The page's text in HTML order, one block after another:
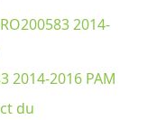
2014-
2014-2016 PAM
du